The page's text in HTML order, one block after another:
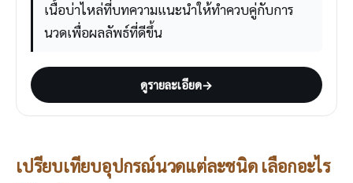
เนื้อบ่าไหล่ที่บทความแนะนำให้ทำควบคู่กับการ
นวดเพื่อผลลัพธ์ที่ดีขึ้น
ดูรายละเอียด→
เปรียบเทียบอุปกรณ์นวดแต่ละชนิด เลือกอะไร